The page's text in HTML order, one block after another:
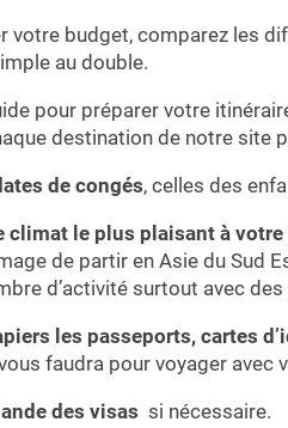
votre budget, comparez les
au double.
pour préparer votre
destination de notre site
de congés, celles des
climat le plus plaisant à
de partir en Asie du Sud
d’activité surtout avec
les passeports, cartes
faudra pour voyager avec
des visas si nécessaire.